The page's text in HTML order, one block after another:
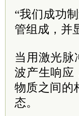
“我们成功
管组成，并
当用激光脉
波产生响应
物质之间的
态。